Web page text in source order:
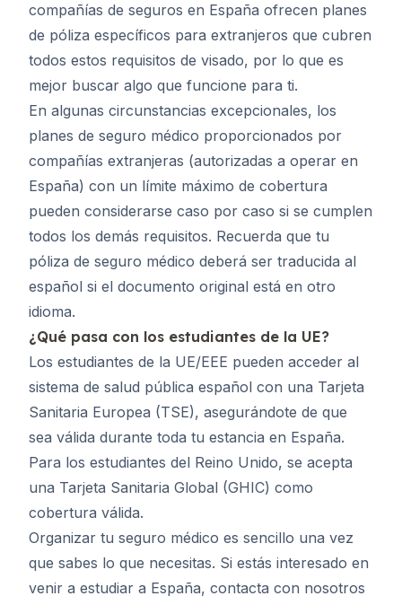
compañías de seguros en España ofrecen planes
de póliza específicos para extranjeros que cubren
todos estos requisitos de visado, por lo que es
mejor buscar algo que funcione para ti.
En algunas circunstancias excepcionales, los
planes de seguro médico proporcionados por
compañías extranjeras (autorizadas a operar en
España) con un límite máximo de cobertura
pueden considerarse caso por caso si se cumplen
todos los demás requisitos. Recuerda que tu
póliza de seguro médico deberá ser traducida al
español si el documento original está en otro
idioma.
¿Qué pasa con los estudiantes de la UE?
Los estudiantes de la UE/EEE pueden acceder al
sistema de salud pública español con una Tarjeta
Sanitaria Europea (TSE), asegurándote de que
sea válida durante toda tu estancia en España.
Para los estudiantes del Reino Unido, se acepta
una Tarjeta Sanitaria Global (GHIC) como
cobertura válida.
Organizar tu seguro médico es sencillo una vez
que sabes lo que necesitas. Si estás interesado en
venir a estudiar a España, contacta con nosotros